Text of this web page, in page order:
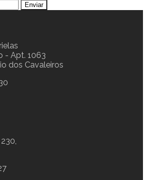
- Apt. 1063
dos Cavaleiros